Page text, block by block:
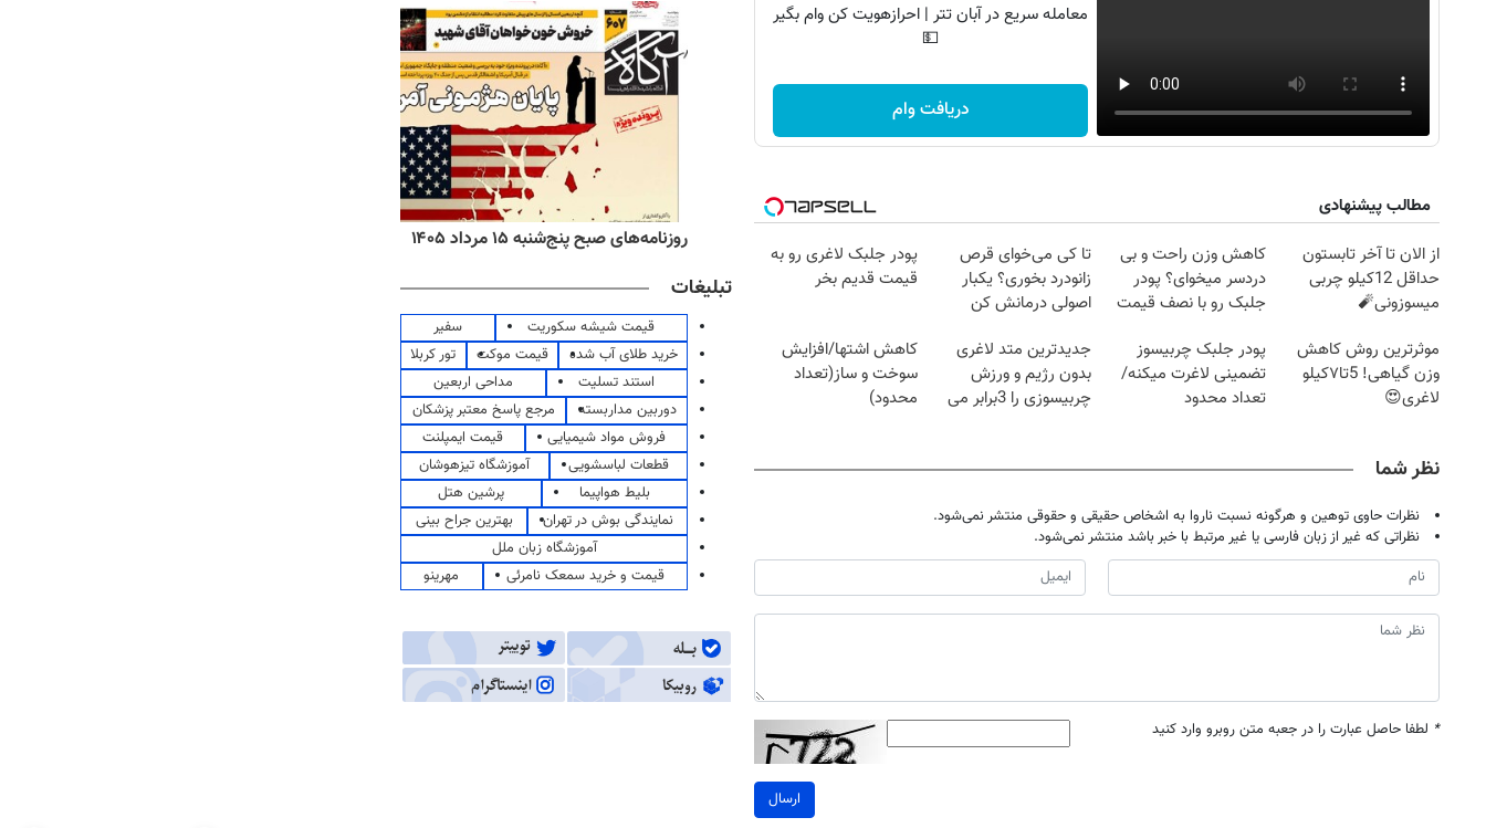
معامله سریع در آبان تتر | احرازهویت کن وام بگیر
💵
دریافت وام
مطالب پیشنهادی
از الان تا آخر تابستون
حداقل 12کیلو چربی
میسوزونی🧨
کاهش وزن راحت و بی
دردسر میخوای؟ پودر
جلبک رو با نصف قیمت
تا کی می‌خوای قرص
زانودرد بخوری؟ یکبار
اصولی درمانش کن
پودر جلبک لاغری رو به
قیمت قدیم بخر
موثرترین روش کاهش
وزن گیاهی! 5تا۷کیلو
لاغری😍
پودر جلبک چربیسوز
تضمینی لاغرت میکنه/
تعداد محدود
جدیدترین متد لاغری
بدون رژیم و ورزش
چربیسوزی را 3برابر می
کاهش اشتها/افزایش
سوخت و ساز(تعداد
محدود)
نظر شما
نظرات حاوی توهین و هرگونه نسبت ناروا به اشخاص حقیقی و حقوقی منتشر نمی‌شود.
نظراتی که غیر از زبان فارسی یا غیر مرتبط با خبر باشد منتشر نمی‌شود.
* لطفا حاصل عبارت را در جعبه متن روبرو وارد کنید
ارسال
روزنامه‌های صبح پنج‌شنبه ۱۵ مرداد ۱۴۰۵
تبلیغات
قیمت شیشه سکوریت
سفیر
خرید طلای آب شده
قیمت موکت
تور کربلا
استند تسلیت
مداحی اربعین
دوربین مداربسته
مرجع پاسخ معتبر پزشکان
فروش مواد شیمیایی
قیمت ایمپلنت
قطعات لباسشویی
آموزشگاه تیزهوشان
بلیط هواپیما
پرشین هتل
نمایندگی بوش در تهران
بهترین جراح بینی
آموزشگاه زبان ملل
قیمت و خرید سمعک نامرئی
مهرینو